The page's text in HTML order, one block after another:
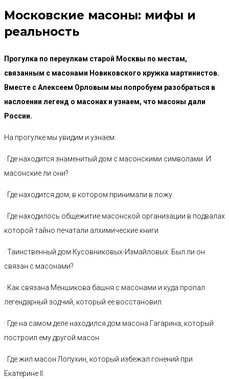
Московские масоны: мифы и
реальность
Прогулка по переулкам старой Москвы по местам,
связанным с масонами Новиковского кружка мартинистов.
Вместе с Алексеем Орловым мы попробуем разобраться в
наслоении легенд о масонах и узнаем, что масоны дали
России.
На прогулке мы увидим и узнаем:
· Где находится знаменитый дом с масонскими символами. И
масонские ли они?
· Где находится дом, в котором принимали в ложу.
· Где находилось общежитие масонской организации в подвалах
которой тайно печатали алхимические книги
· Таинственный дом Кусовниковых-Измайловых. Был ли он
связан с масонами?
· Как связана Меншикова башня с масонами и куда пропал
легендарный зодчий, который её восстановил.
· Где на самом деле находился дом масона Гагарина, который
построил ему другой масон
· Где жил масон Лопухин, который избежал гонений при
Екатерине II.